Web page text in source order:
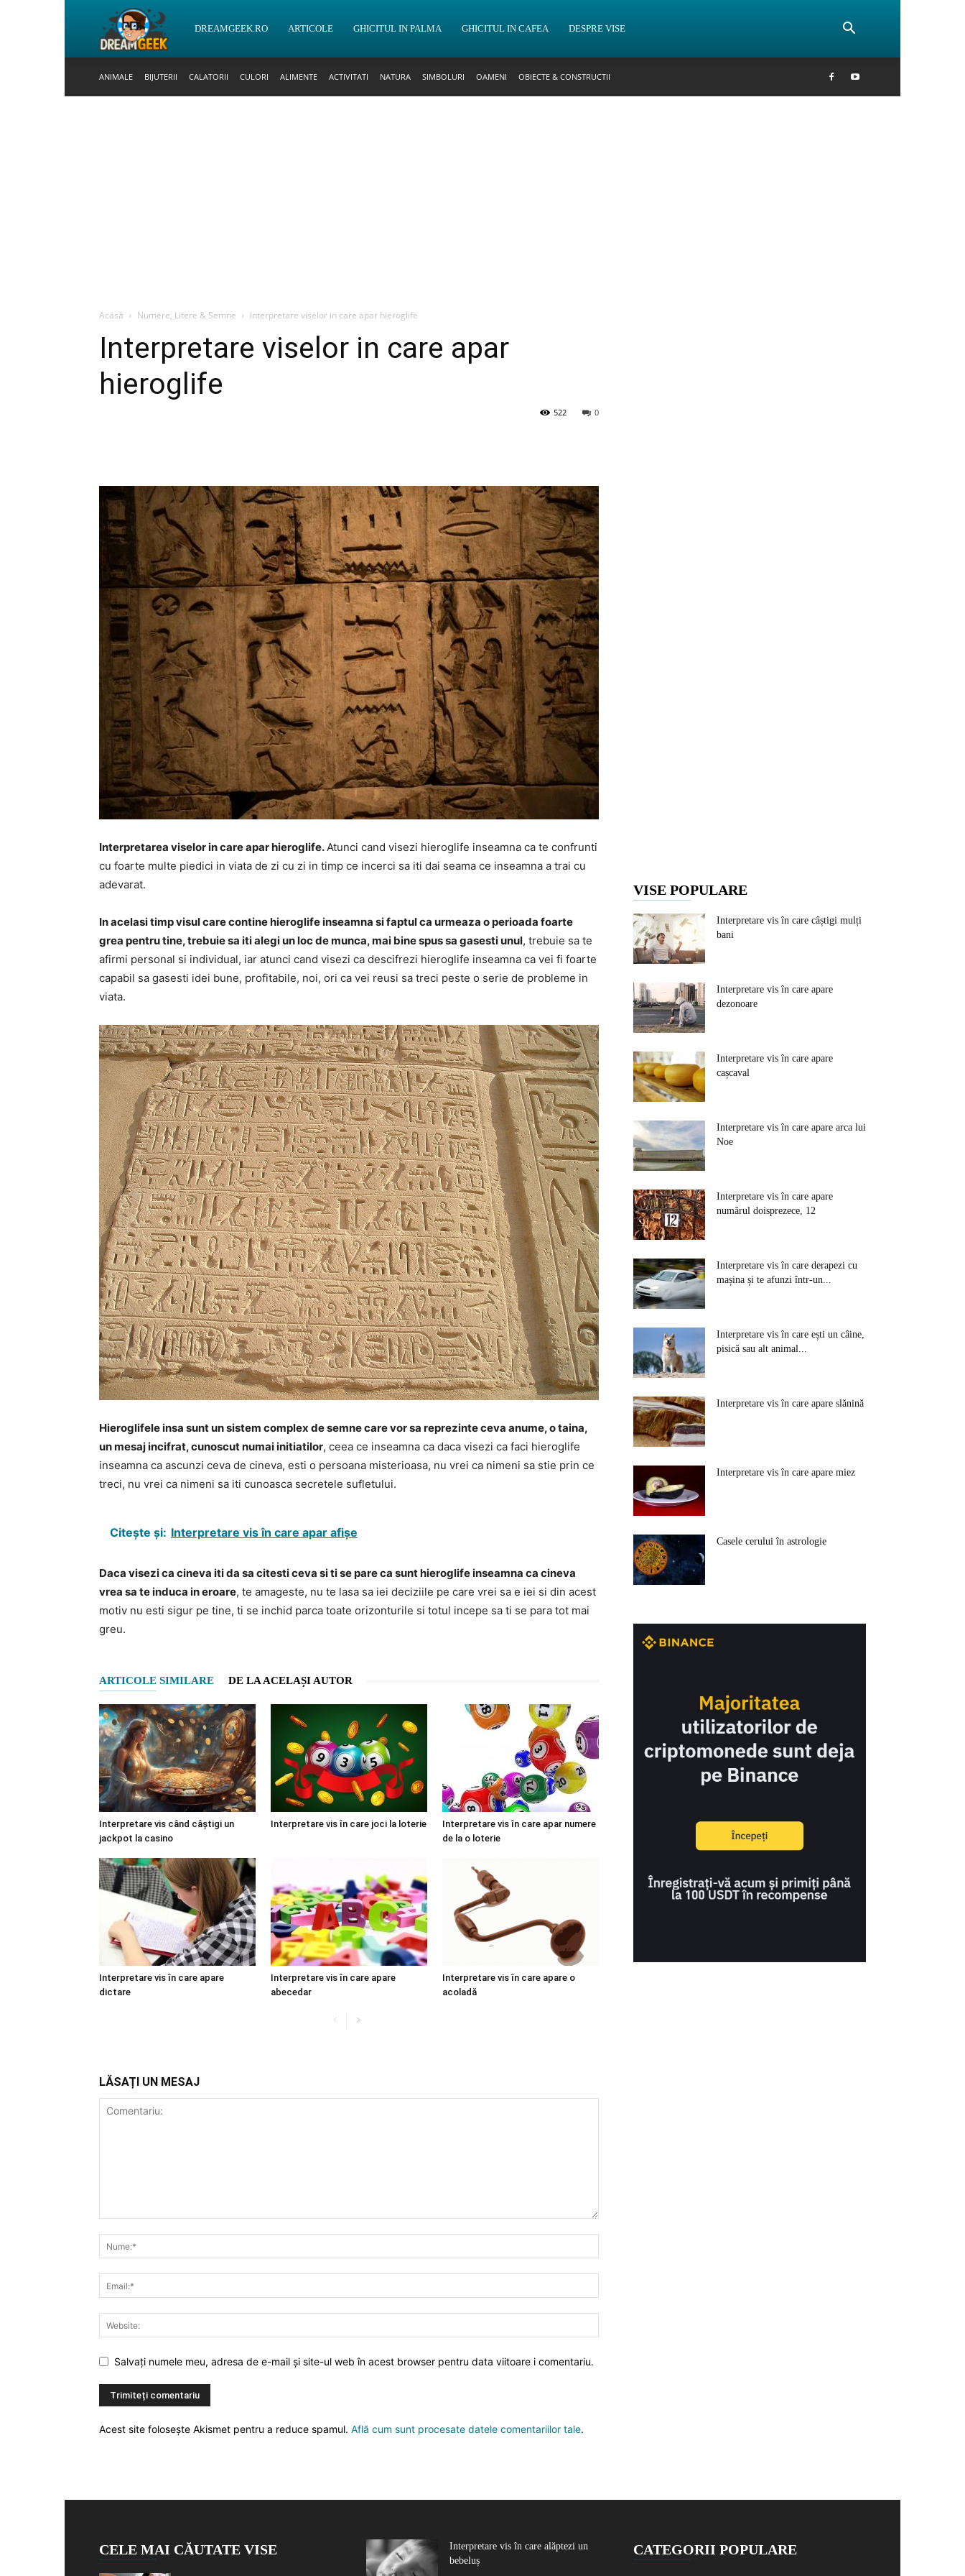
DreamGeek.ro
DREAMGEEK.RO ARTICOLE GHICITUL IN PALMA GHICITUL IN CAFEA DESPRE VISE
ANIMALE BIJUTERII CALATORII CULORI ALIMENTE ACTIVITATI NATURA SIMBOLURI OAMENI OBIECTE & CONSTRUCTII
Acasă Numere, Litere & Semne Interpretare viselor in care apar hieroglife
Interpretare viselor in care apar
hieroglife
0
522
Interpretarea viselor in care apar hieroglife.Atunci cand visezi hieroglife inseamna ca te confrunti
cu foarte multe piedici in viata de zi cu zi in timp ce incerci sa iti dai seama ce inseamna a trai cu
adevarat.
In acelasi timp visul care contine hieroglife inseamna si faptul ca urmeaza o perioada foarte
grea pentru tine, trebuie sa iti alegi un loc de munca, mai bine spus sa gasesti unul, trebuie sa te
afirmi personal si individual, iar atunci cand visezi ca descifrezi hieroglife inseamna ca vei fi foarte
capabil sa gasesti idei bune, profitabile, noi, ori ca vei reusi sa treci peste o serie de probleme in
viata.
Hieroglifele insa sunt un sistem complex de semne care vor sa reprezinte ceva anume, o taina,
un mesaj incifrat, cunoscut numai initiatilor, ceea ce inseamna ca daca visezi ca faci hieroglife
inseamna ca ascunzi ceva de cineva, esti o persoana misterioasa, nu vrei ca nimeni sa stie prin ce
treci, nu vrei ca nimeni sa iti cunoasca secretele sufletului.
Citește și: Interpretare vis în care apar afișe
Daca visezi ca cineva iti da sa citesti ceva si ti se pare ca sunt hieroglife inseamna ca cineva
vrea sa te induca in eroare, te amageste, nu te lasa sa iei deciziile pe care vrei sa e iei si din acest
motiv nu esti sigur pe tine, ti se inchid parca toate orizonturile si totul incepe sa ti se para tot mai
greu.
ARTICOLE SIMILARE DE LA ACELAȘI AUTOR
Interpretare vis când câștigi un
jackpot la casino
Interpretare vis în care joci la loterie
Interpretare vis în care apar numere
de la o loterie
Interpretare vis în care apare
dictare
Interpretare vis în care apare
abecedar
Interpretare vis în care apare o
acoladă
LĂSAȚI UN MESAJ
Salvați numele meu, adresa de e-mail și site-ul web în acest browser pentru data viitoare i comentariu.
Acest site folosește Akismet pentru a reduce spamul. Află cum sunt procesate datele comentariilor tale.
VISE POPULARE
Interpretare vis în care câștigi mulți
bani
Interpretare vis în care apare
dezonoare
Interpretare vis în care apare
cașcaval
Interpretare vis în care apare arca lui
Noe
Interpretare vis în care apare
numărul doisprezece, 12
Interpretare vis în care derapezi cu
mașina și te afunzi într-un...
Interpretare vis în care ești un câine,
pisică sau alt animal...
Interpretare vis în care apare slănină
Interpretare vis în care apare miez
Casele cerului în astrologie
CELE MAI CĂUTATE VISE
Interpretare vis în care alăptezi un
bebeluș
CATEGORII POPULARE